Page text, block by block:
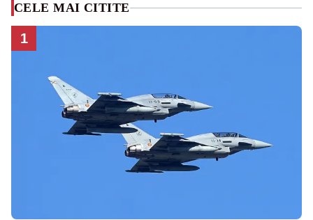
CELE MAI CITITE
1